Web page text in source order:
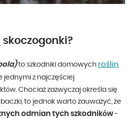
to szkodniki domowych roślin
jednymi z najczęściej
Chociaż zazwyczaj określa się
to jednak warto zauważyć, że
odmian tych szkodników-